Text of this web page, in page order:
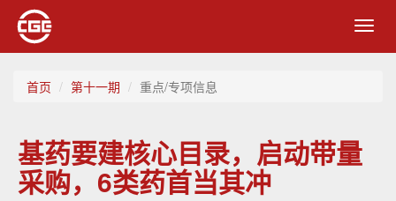
首页 第十一期 重点/专项信息
基药要建核心目录，启动带量
采购，6类药首当其冲